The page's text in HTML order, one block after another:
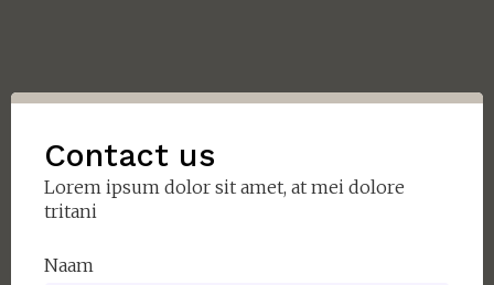
Contact us
Lorem ipsum dolor sit amet, at mei dolore
tritani
Naam